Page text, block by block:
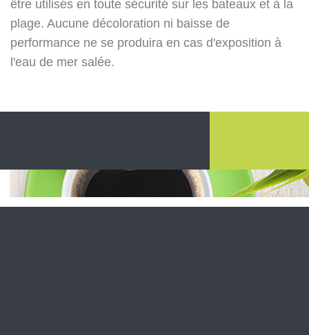
être utilisés en toute sécurité sur les bateaux et à la
plage. Aucune décoloration ni baisse de
performance ne se produira en cas d'exposition à
l'eau de mer salée.